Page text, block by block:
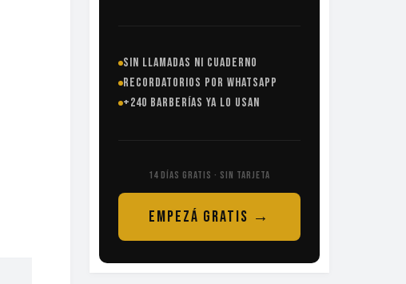
SIN LLAMADAS NI CUADERNO
RECORDATORIOS POR WHATSAPP
+240 BARBERÍAS YA LO USAN
14 DÍAS GRATIS · SIN TARJETA
EMPEZÁ GRATIS →